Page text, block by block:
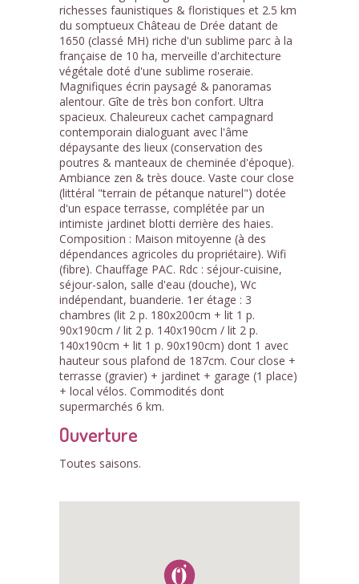
richesses faunistiques & floristiques et 2.5 km
du somptueux Château de Drée datant de
1650 (classé MH) riche d'un sublime parc à la
française de 10 ha, merveille d'architecture
végétale doté d'une sublime roseraie.
Magnifiques écrin paysagé & panoramas
alentour. Gîte de très bon confort. Ultra
spacieux. Chaleureux cachet campagnard
contemporain dialoguant avec l'âme
dépaysante des lieux (conservation des
poutres & manteaux de cheminée d'époque).
Ambiance zen & très douce. Vaste cour close
(littéral "terrain de pétanque naturel") dotée
d'un espace terrasse, complétée par un
intimiste jardinet blotti derrière des haies.
Composition : Maison mitoyenne (à des
dépendances agricoles du propriétaire). Wifi
(fibre). Chauffage PAC. Rdc : séjour-cuisine,
séjour-salon, salle d'eau (douche), Wc
indépendant, buanderie. 1er étage : 3
chambres (lit 2 p. 180x200cm + lit 1 p.
90x190cm / lit 2 p. 140x190cm / lit 2 p.
140x190cm + lit 1 p. 90x190cm) dont 1 avec
hauteur sous plafond de 187cm. Cour close +
terrasse (gravier) + jardinet + garage (1 place)
+ local vélos. Commodités dont
supermarchés 6 km.
Ouverture
Toutes saisons.